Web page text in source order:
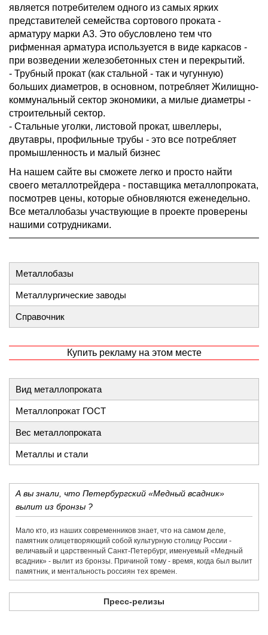
является потребителем одного из самых ярких
представителей семейства сортового проката -
арматуру марки А3. Это обусловлено тем что
рифменная арматура используется в виде каркасов -
при возведении железобетонных стен и перекрытий.
- Трубный прокат (как стальной - так и чугунную)
больших диаметров, в основном, потребляет Жилищно-
коммунальный сектор экономики, а милые диаметры -
строительный сектор.
- Стальные уголки, листовой прокат, швеллеры,
двутавры, профильные трубы - это все потребляет
промышленность и малый бизнес
На нашем сайте вы сможете легко и просто найти
своего металлотрейдера - поставщика металлопроката,
посмотрев цены, которые обновляются еженедельно.
Все металлобазы участвующие в проекте проверены
нашими сотрудниками.
Металлобазы
Металлургические заводы
Справочник
Купить рекламу на этом месте
Вид металлопроката
Металлопрокат ГОСТ
Вес металлопроката
Металлы и стали
А вы знали, что Петербургский «Медный всадник»
вылит из бронзы ?
Мало кто, из наших современников знает, что на самом деле,
памятник олицетворяющий собой культурную столицу России -
величавый и царственный Санкт-Петербург, именуемый «Медный
всадник» - вылит из бронзы. Причиной тому - время, когда был вылит
памятник, и ментальность россиян тех времен.
Пресс-релизы